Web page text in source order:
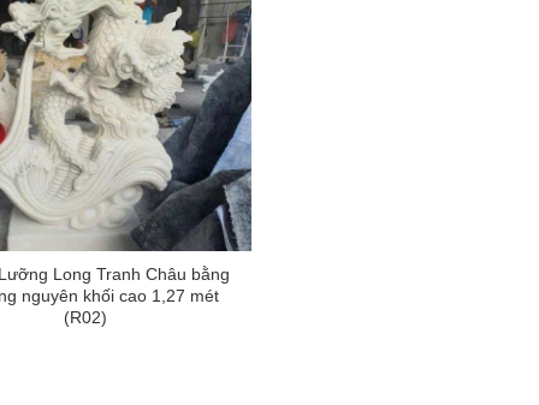
Long Tranh Châu bằng
nguyên khối cao 1,27 mét
(R02)